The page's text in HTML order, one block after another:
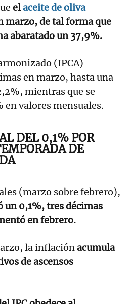
elaceite de oliva
marzo, de tal forma que
abaratado un 37,9%.
(IPCA)
en marzo, hasta una
mientras que se
valores mensuales.
DEL 0,1% POR
DE
(marzo sobre febrero),
un 0,1%, tres décimas
en febrero.
la inflaciónacumula
de ascensos